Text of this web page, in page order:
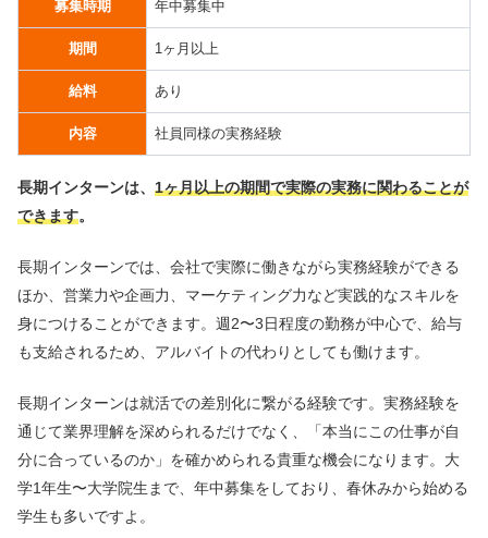
募集時期 年中募集中
期間 1ヶ月以上
給料 あり
内容 社員同様の実務経験
長期インターンは、 1ヶ月以上の期間で実際の実務に関わることが
できます。
長期インターンでは、会社で実際に働きながら実務経験ができる
ほか、営業力や企画力、マーケティング力など実践的なスキルを
身につけることができます。週2〜3日程度の勤務が中心で、給与
も支給されるため、アルバイトの代わりとしても働けます。
長期インターンは就活での差別化に繋がる経験です。実務経験を
通じて業界理解を深められるだけでなく、「本当にこの仕事が自
分に合っているのか」を確かめられる貴重な機会になります。大
学1年生〜大学院生まで、年中募集をしており、春休みから始める
学生も多いですよ。